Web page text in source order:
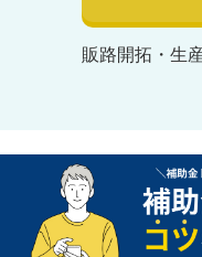
販路開拓・生